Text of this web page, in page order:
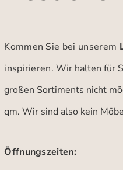
Kommen Sie bei unserem
inspirieren.Wir halten für
großen Sortiments nicht
qm. Wir sind also kein
Öffnungszeiten: